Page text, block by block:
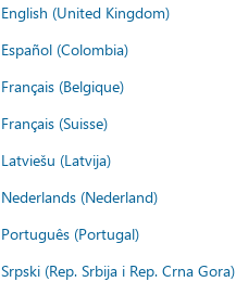
English (United Kingdom)
Español (Colombia)
Français (Belgique)
Français (Suisse)
Latviešu (Latvija)
Nederlands (Nederland)
Português (Portugal)
Srpski (Rep. Srbija i Rep. Crna Gora)